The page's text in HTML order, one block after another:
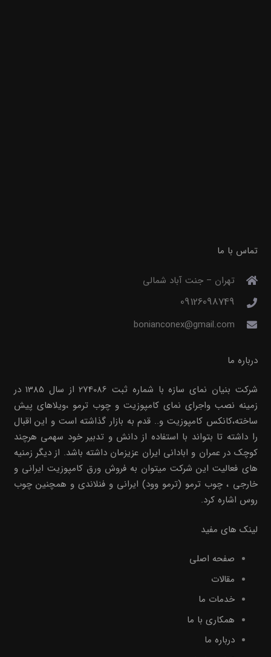
تماس با ما
تهران – جنت آباد شمالی
09126098749
bonianconex@gmail.com
درباره ما
شرکت بنیان نمای سازه با شماره ثبت 274086 از سال 1385 در
زمینه نصب واجرای نمای کامپوزیت و چوب ترمو ،ویلاهای پیش
ساخته،کانکس کامپوزیت و.. قدم به بازار گذاشته است و این اقبال
را داشته تا بتواند با استفاده از دانش و تدبیر خود سهمی هرچند
کوچک در عمران و ابادانی ایران عزیزمان داشته باشد. از دیگر زمنیه
های فعالیت این شرکت میتوان به فروش ورق کامپوزیت ایرانی و
خارجی ، چوب ترمو (ترمو وود) ایرانی و فنلاندی و همچنین چوب
روس اشاره کرد.
لینک های مفید
صفحه اصلی
مقالات
خدمات ما
همکاری با ما
درباره ما